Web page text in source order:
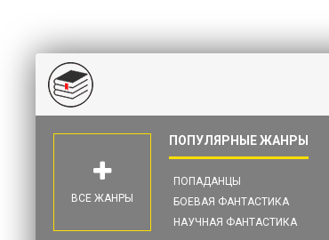
ПОПАДАНЦЫ
БОЕВАЯ ФАНТАСТИКА
НАУЧНАЯ ФАНТАСТИКА
ВСЕ ЖАНРЫ